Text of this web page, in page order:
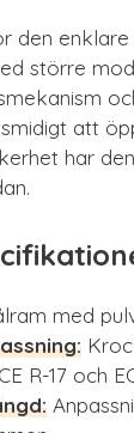
den
större
att
har
med
R-17 och